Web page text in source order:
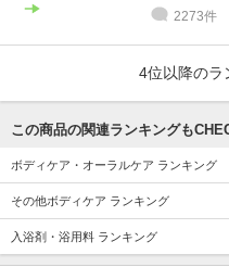
2273件
4位以降のラ
この商品の関連ランキングも
ボディケア・オーラルケア ランキング
その他ボディケア ランキング
入浴剤・浴用料 ランキング